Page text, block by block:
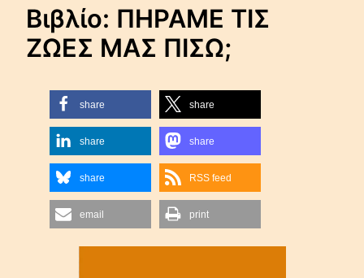
Βιβλίο: ΠΗΡΑΜΕ ΤΙΣ
ΖΩΕΣ ΜΑΣ ΠΙΣΩ;
share share
share share
share RSS feed
email print